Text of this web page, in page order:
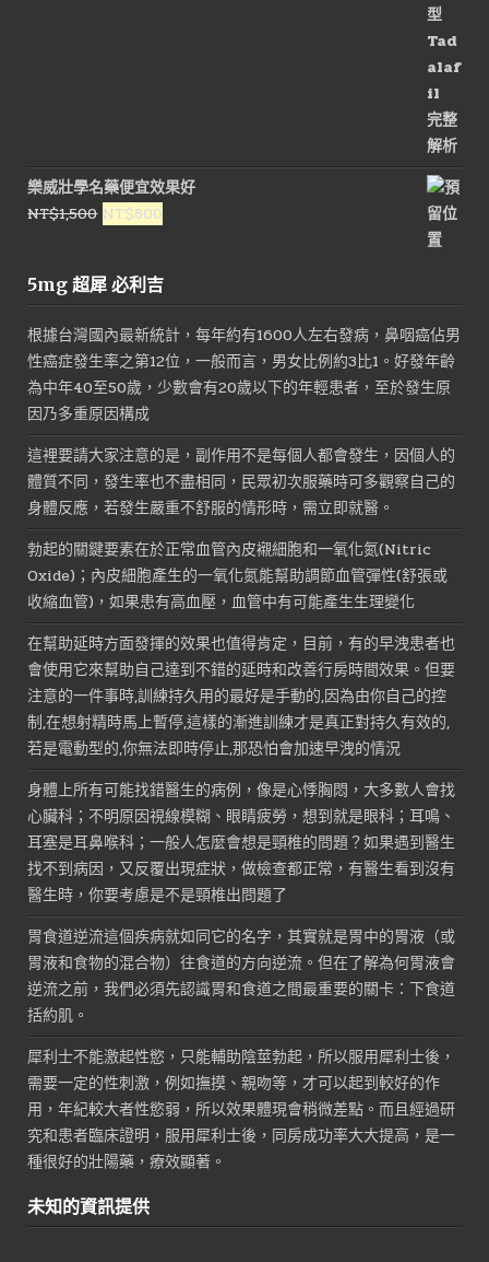
樂威壯學名藥便宜效果好
NT$1,500 原
格：
NT$800
格：
5mg 超犀 必利吉
根據台灣國內最新統計，每年約有1600人左右發病，鼻咽癌佔男
性癌症發生率之第12位，一般而言，男女比例約3比1。好發年齡
為中年40至50歲，少數會有20歲以下的年輕患者，至於發生原
因乃多重原因構成
這裡要請大家注意的是，副作用不是每個人都會發生，因個人的
體質不同，發生率也不盡相同，民眾初次服藥時可多觀察自己的
身體反應，若發生嚴重不舒服的情形時，需立即就醫。
勃起的關鍵要素在於正常血管內皮襯細胞和一氧化氮(Nitric
Oxide)；內皮細胞產生的一氧化氮能幫助調節血管彈性(舒張或
收縮血管)，如果患有高血壓，血管中有可能產生生理變化
在幫助延時方面發揮的效果也值得肯定，目前，有的早洩患者也
會使用它來幫助自己達到不錯的延時和改善行房時間效果。但要
注意的一件事時,訓練持久用的最好是手動的,因為由你自己的控
制,在想射精時馬上暫停,這樣的漸進訓練才是真正對持久有效的,
若是電動型的,你無法即時停止,那恐怕會加速早洩的情況
身體上所有可能找錯醫生的病例，像是心悸胸悶，大多數人會找
心臟科；不明原因視線模糊、眼睛疲勞，想到就是眼科；耳鳴、
耳塞是耳鼻喉科；一般人怎麼會想是頸椎的問題？如果遇到醫生
找不到病因，又反覆出現症狀，做檢查都正常，有醫生看到沒有
醫生時，你要考慮是不是頸椎出問題了
胃食道逆流這個疾病就如同它的名字，其實就是胃中的胃液（或
胃液和食物的混合物）往食道的方向逆流。但在了解為何胃液會
逆流之前，我們必須先認識胃和食道之間最重要的關卡：下食道
括約肌。
犀利士不能激起性慾，只能輔助陰莖勃起，所以服用犀利士後，
需要一定的性刺激，例如撫摸、親吻等，才可以起到較好的作
用，年紀較大者性慾弱，所以效果體現會稍微差點。而且經過研
究和患者臨床證明，服用犀利士後，同房成功率大大提高，是一
種很好的壯陽藥，療效顯著。
未知的資訊提供